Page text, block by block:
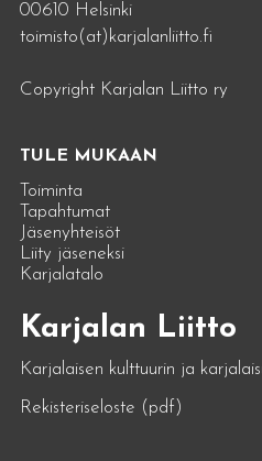
00610 Helsinki
toimisto(at)karjalanliitto.fi
Copyright Karjalan Liitto ry
TULE MUKAAN
Toiminta
Tapahtumat
Jäsenyhteisöt
Liity jäseneksi
Karjalatalo
Karjalan Liitto
Karjalaisen kulttuurin ja
Rekisteriseloste (pdf)